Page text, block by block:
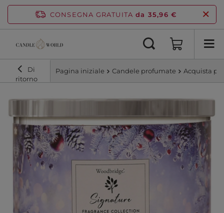
CONSEGNA GRATUITA da 35,96 €
Di
ritorno
Pagina iniziale Candele profumate Acquista per